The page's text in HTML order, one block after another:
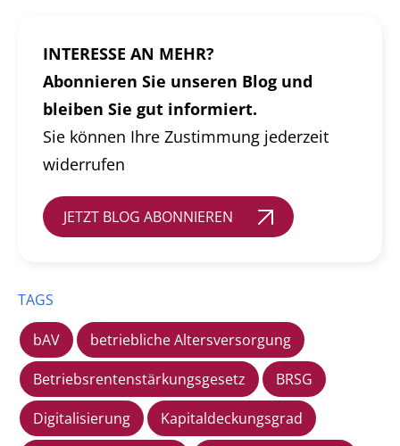
INTERESSE AN MEHR?
Abonnieren Sie unseren Blog und
bleiben Sie gut informiert.
Sie können Ihre Zustimmung jederzeit
widerrufen
JETZT BLOG ABONNIEREN
TAGS
bAV
betriebliche Altersversorgung
Betriebsrentenstärkungsgesetz
BRSG
Digitalisierung
Kapitaldeckungsgrad